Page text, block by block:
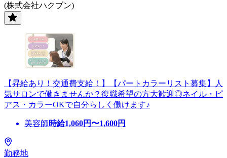
(株式会社ハクブン)
【昇給あり！交通費支給！】【パートカラーリスト募集】人
気サロンで働きませんか？復職希望の方大歓迎◎ネイル・ピ
アス・カラーOKで自分らしく働けます♪
美容師時給1,060円〜1,600円
勤務地